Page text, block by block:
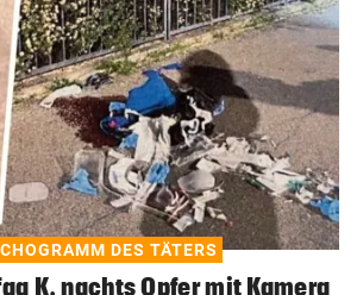
DES TÄTERS
K. nachts Opfer mit Kamera